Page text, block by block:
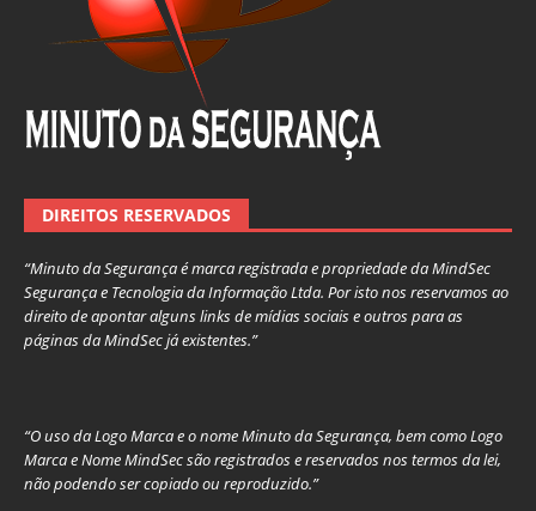
DIREITOS RESERVADOS
“Minuto da Segurança é marca registrada e propriedade da MindSec
Segurança e Tecnologia da Informação Ltda. Por isto nos reservamos ao
direito de apontar alguns links de mídias sociais e outros para as
páginas da MindSec já existentes.”
“O uso da Logo Marca e o nome Minuto da Segurança, bem como Logo
Marca e Nome MindSec são registrados e reservados nos termos da lei,
não podendo ser copiado ou reproduzido.”